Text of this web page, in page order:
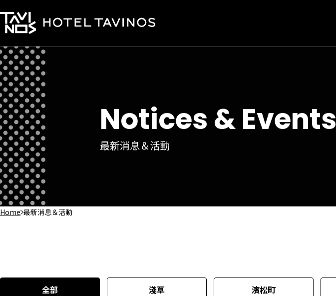
Notices & Events
最新消息＆活動
Home 最新消息＆活動
全部 淺草 濱松町